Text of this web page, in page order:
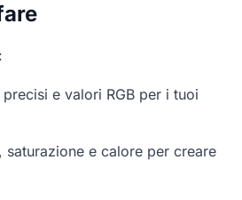
e valori RGB per i tuoi
saturazione e calore per creare